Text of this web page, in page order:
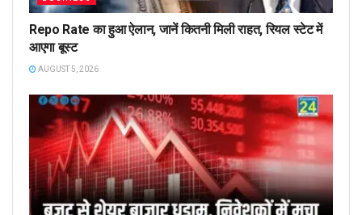
Repo Rate का हुआ ऐलान, जानें कितनी मिली राहत, रियल स्टेट में
आएगा बूस्ट
AUGUST 5, 2026